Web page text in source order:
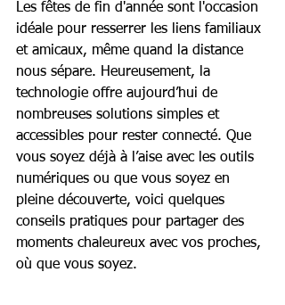
Les fêtes de fin d'année sont l'occasion
idéale pour resserrer les liens familiaux
et amicaux, même quand la distance
nous sépare. Heureusement, la
technologie offre aujourd’hui de
nombreuses solutions simples et
accessibles pour rester connecté. Que
vous soyez déjà à l’aise avec les outils
numériques ou que vous soyez en
pleine découverte, voici quelques
conseils pratiques pour partager des
moments chaleureux avec vos proches,
où que vous soyez.